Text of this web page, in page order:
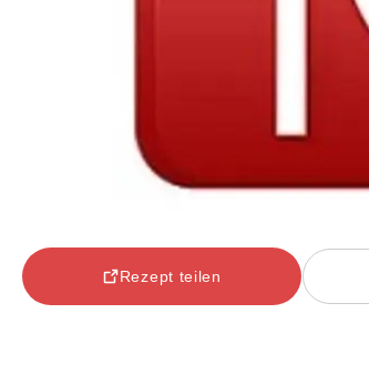
Rezept teilen